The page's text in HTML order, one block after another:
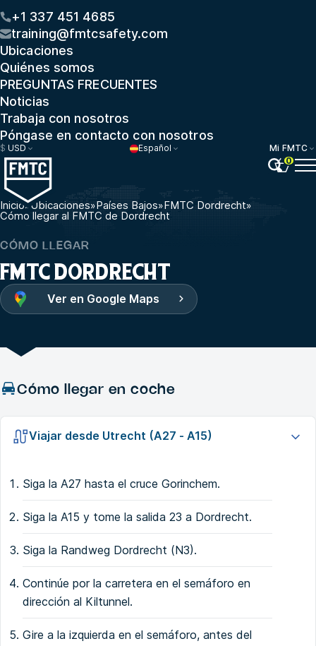
+1 337 451 4685
training@fmtcsafety.com
Ubicaciones
Quiénes somos
PREGUNTAS FRECUENTES
Noticias
Trabaja con nosotros
Póngase en contacto con nosotros
$ USD Español
Mi FMTC
0
Inicio»Ubicaciones»Países Bajos»FMTC Dordrecht»
Cómo llegar al FMTC de Dordrecht
CÓMO LLEGAR
FMTC DORDRECHT
Ver en Google Maps
Cómo llegar en coche
Viajar desde Utrecht (A27 - A15)
Siga la A27 hasta el cruce Gorinchem.
Siga la A15 y tome la salida 23 a Dordrecht.
Siga la Randweg Dordrecht (N3).
Continúe por la carretera en el semáforo en
dirección al Kiltunnel.
Gire a la izquierda en el semáforo, antes del